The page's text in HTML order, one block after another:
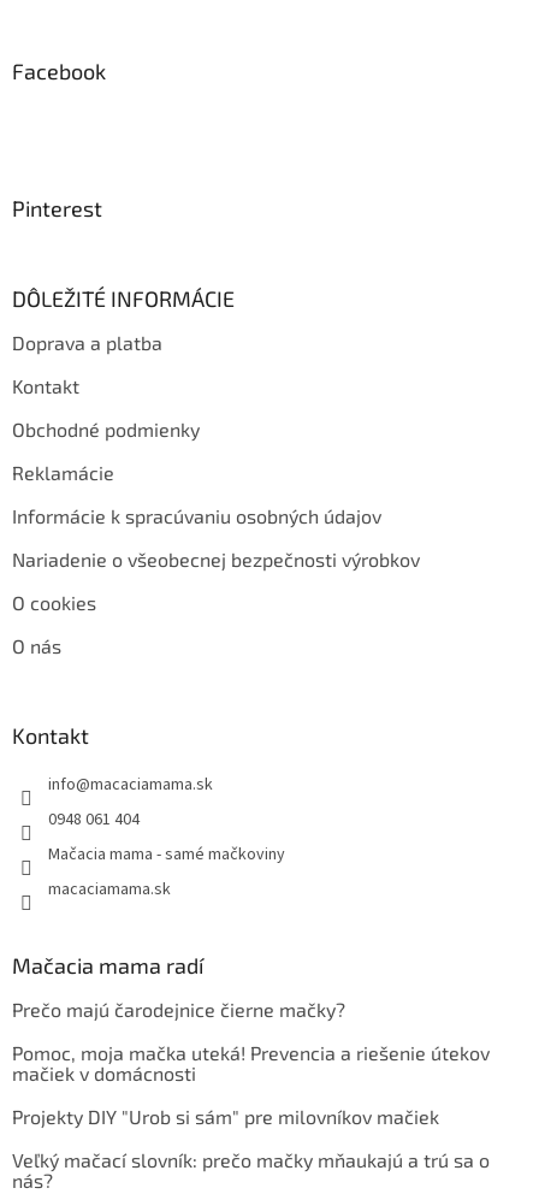
Facebook
Pinterest
DÔLEŽITÉ INFORMÁCIE
Doprava a platba
Kontakt
Obchodné podmienky
Reklamácie
Informácie k spracúvaniu osobných údajov
Nariadenie o všeobecnej bezpečnosti výrobkov
O cookies
O nás
Kontakt
info@macaciamama.sk
0948 061 404
Mačacia mama - samé mačkoviny
macaciamama.sk
Mačacia mama radí
Prečo majú čarodejnice čierne mačky?
Pomoc, moja mačka uteká! Prevencia a riešenie útekov
mačiek v domácnosti
Projekty DIY "Urob si sám" pre milovníkov mačiek
Veľký mačací slovník: prečo mačky mňaukajú a trú sa o
nás?